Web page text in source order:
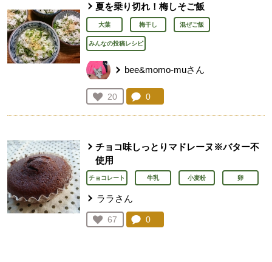
夏を乗り切れ！梅しそご飯
大葉 梅干し 混ぜご飯
みんなの投稿レシピ
bee&momo-muさん
お気に入り登録：
20
人が登録
コメント：
0
チョコ味しっとりマドレーヌ※バター不
使用
チョコレート 牛乳 小麦粉 卵
ララさん
お気に入り登録：
67
人が登録
コメント：
0